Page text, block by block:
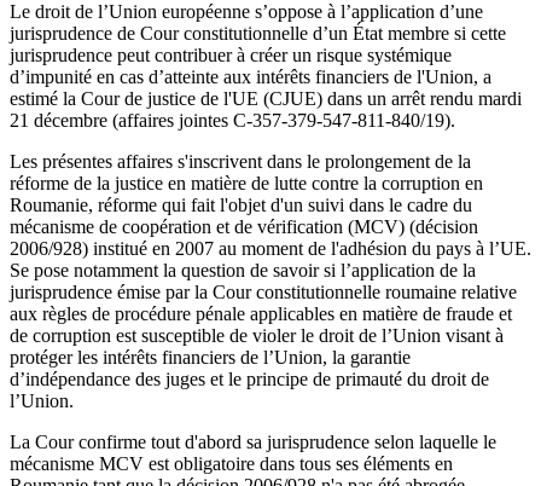
Le droit de l’Union européenne s’oppose à l’application d’une
jurisprudence de Cour constitutionnelle d’un État membre si cette
jurisprudence peut contribuer à créer un risque systémique
d’impunité en cas d’atteinte aux intérêts financiers de l'Union, a
estimé la Cour de justice de l'UE (CJUE) dans un arrêt rendu mardi
21 décembre (affaires jointes C-357-379-547-811-840/19).
Les présentes affaires s'inscrivent dans le prolongement de la
réforme de la justice en matière de lutte contre la corruption en
Roumanie, réforme qui fait l'objet d'un suivi dans le cadre du
mécanisme de coopération et de vérification (MCV) (décision
2006/928) institué en 2007 au moment de l'adhésion du pays à l’UE.
Se pose notamment la question de savoir si l’application de la
jurisprudence émise par la Cour constitutionnelle roumaine relative
aux règles de procédure pénale applicables en matière de fraude et
de corruption est susceptible de violer le droit de l’Union visant à
protéger les intérêts financiers de l’Union, la garantie
d’indépendance des juges et le principe de primauté du droit de
l’Union.
La Cour confirme tout d'abord sa jurisprudence selon laquelle le
mécanisme MCV est obligatoire dans tous ses éléments en